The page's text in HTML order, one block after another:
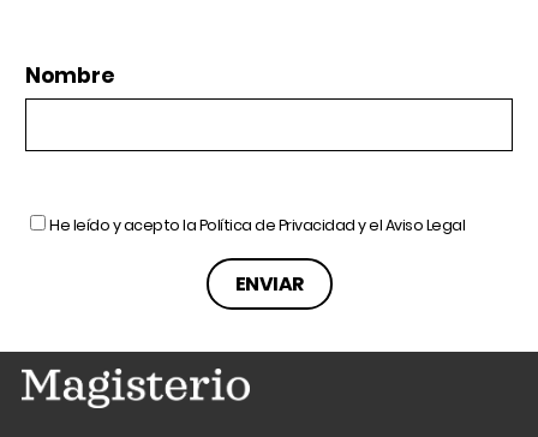
Nombre
He leído y acepto laPolítica de Privacidady elAviso Legal